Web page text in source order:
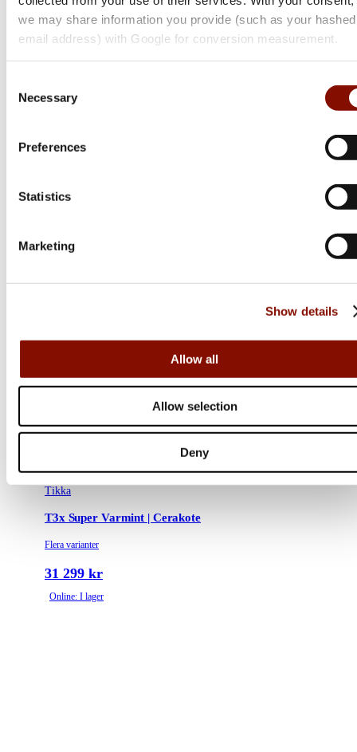
we may share information you provide (such as your hashed
email address) with Google for conversion measurement.
Selection
Necessary
Preferences
Statistics
Marketing
Show details
Allow all
Allow selection
Deny
Tikka
Tikka
T3x Super Varmint | Cerakote
Flera varianter
31 299 kr
Online: I lager